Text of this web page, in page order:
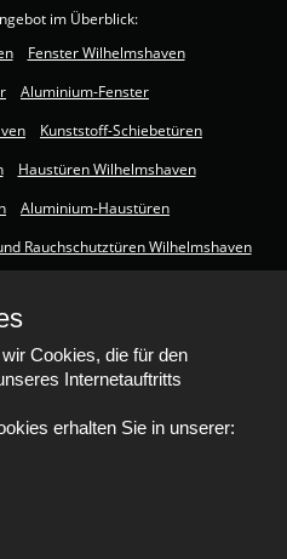
im Überblick:
Fenster Wilhelmshaven
Aluminium-Fenster
Kunststoff-Schiebetüren
Haustüren Wilhelmshaven
Aluminium-Haustüren
Rauchschutztüren Wilhelmshaven
Cookies, die für den
Internetauftritts
erhalten Sie in unserer: